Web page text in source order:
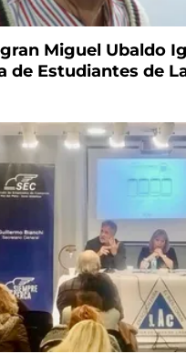
Miguel Ubaldo
de Estudiantes de